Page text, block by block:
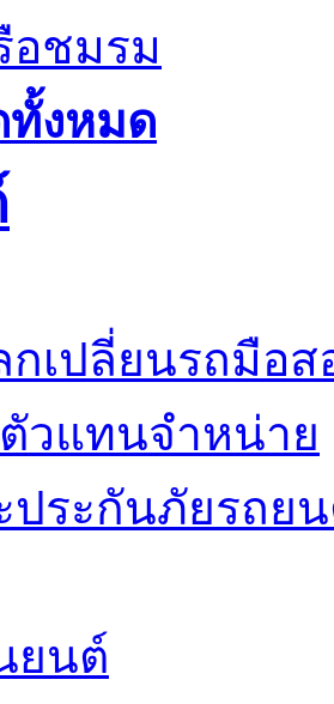
อชมรม
ทั้งหมด
เปลี่ยนรถมือส
วแทนจำหน่าย
ประกันภัยรถย
ยนต์